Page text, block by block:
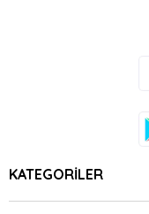
KATEGORİLER